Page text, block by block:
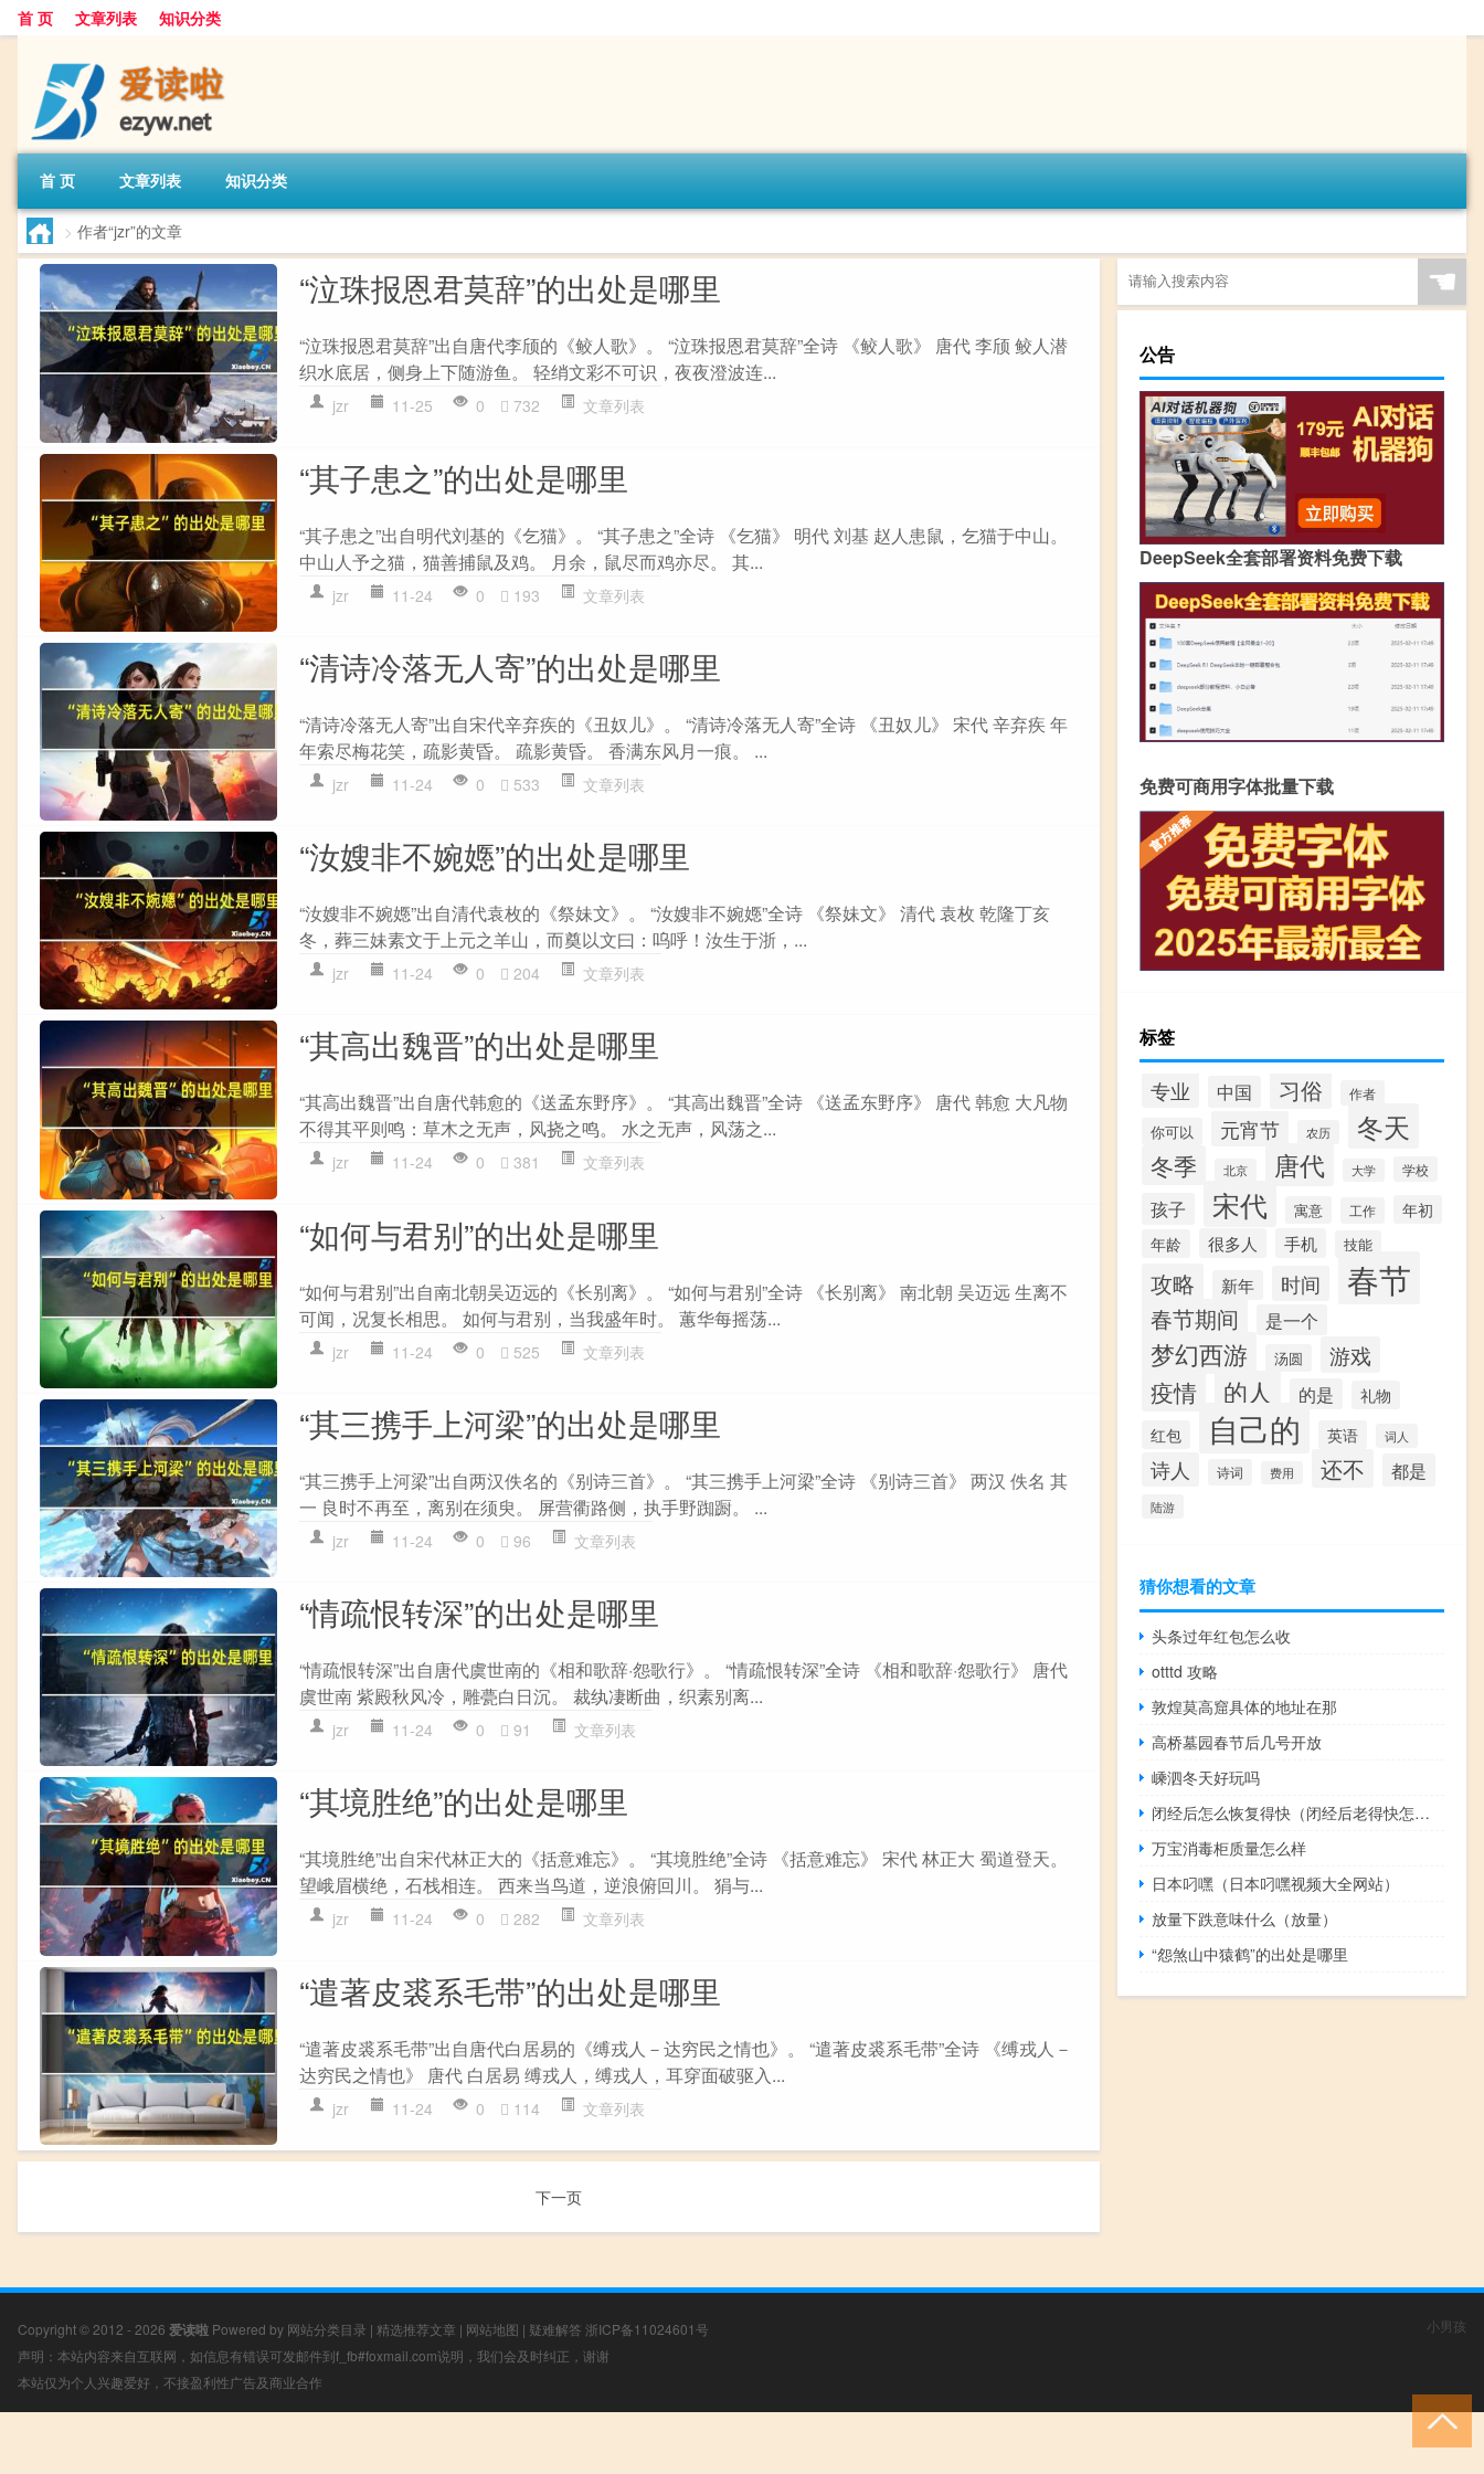
首 页 文章列表 知识分类
首 页 文章列表 知识分类
> 作者“jzr”的文章
“泣珠报恩君莫辞”的出处是哪里
“泣珠报恩君莫辞”出自唐代李颀的《鲛人歌》。 “泣珠报恩君莫辞”全诗 《鲛人歌》 唐代 李颀 鲛人潜
织水底居，侧身上下随游鱼。 轻绡文彩不可识，夜夜澄波连...
jzr 11-25 0 732 文章列表
“其子患之”的出处是哪里
“其子患之”出自明代刘基的《乞猫》。 “其子患之”全诗 《乞猫》 明代 刘基 赵人患鼠，乞猫于中山。
中山人予之猫，猫善捕鼠及鸡。 月余，鼠尽而鸡亦尽。 其...
jzr 11-24 0 193 文章列表
“清诗冷落无人寄”的出处是哪里
“清诗冷落无人寄”出自宋代辛弃疾的《丑奴儿》。 “清诗冷落无人寄”全诗 《丑奴儿》 宋代 辛弃疾 年
年索尽梅花笑，疏影黄昏。 疏影黄昏。 香满东风月一痕。 ...
jzr 11-24 0 533 文章列表
“汝嫂非不婉嫕”的出处是哪里
“汝嫂非不婉嫕”出自清代袁枚的《祭妹文》。 “汝嫂非不婉嫕”全诗 《祭妹文》 清代 袁枚 乾隆丁亥
冬，葬三妹素文于上元之羊山，而奠以文曰：呜呼！汝生于浙，...
jzr 11-24 0 204 文章列表
“其高出魏晋”的出处是哪里
“其高出魏晋”出自唐代韩愈的《送孟东野序》。 “其高出魏晋”全诗 《送孟东野序》 唐代 韩愈 大凡物
不得其平则鸣：草木之无声，风挠之鸣。 水之无声，风荡之...
jzr 11-24 0 381 文章列表
“如何与君别”的出处是哪里
“如何与君别”出自南北朝吴迈远的《长别离》。 “如何与君别”全诗 《长别离》 南北朝 吴迈远 生离不
可闻，况复长相思。 如何与君别，当我盛年时。 蕙华每摇荡...
jzr 11-24 0 525 文章列表
“其三携手上河梁”的出处是哪里
“其三携手上河梁”出自两汉佚名的《别诗三首》。 “其三携手上河梁”全诗 《别诗三首》 两汉 佚名 其
一 良时不再至，离别在须臾。 屏营衢路侧，执手野踟蹰。 ...
jzr 11-24 0 96 文章列表
“情疏恨转深”的出处是哪里
“情疏恨转深”出自唐代虞世南的《相和歌辞·怨歌行》。 “情疏恨转深”全诗 《相和歌辞·怨歌行》 唐代
虞世南 紫殿秋风冷，雕甍白日沉。 裁纨凄断曲，织素别离...
jzr 11-24 0 91 文章列表
“其境胜绝”的出处是哪里
“其境胜绝”出自宋代林正大的《括意难忘》。 “其境胜绝”全诗 《括意难忘》 宋代 林正大 蜀道登天。
望峨眉横绝，石栈相连。 西来当鸟道，逆浪俯回川。 狷与...
jzr 11-24 0 282 文章列表
“遣著皮裘系毛带”的出处是哪里
“遣著皮裘系毛带”出自唐代白居易的《缚戎人－达穷民之情也》。 “遣著皮裘系毛带”全诗 《缚戎人－
达穷民之情也》 唐代 白居易 缚戎人，缚戎人，耳穿面破驱入...
jzr 11-24 0 114 文章列表
下一页
☚
公告
DeepSeek全套部署资料免费下载
免费可商用字体批量下载
标签
专业 中国 习俗 作者
你可以 元宵节 农历 冬天
冬季 北京 唐代 大学 学校
孩子 宋代 寓意 工作
年初
年龄
很多人 手机 技能
攻略 新年 时间 春节
春节期间 是一个
梦幻西游 汤圆 游戏
疫情 的人 的是
礼物
红包
自己的 英语 词人
诗人 诗词 费用 还不 都是
陆游
猜你想看的文章
头条过年红包怎么收
otttd 攻略
敦煌莫高窟具体的地址在那
高桥墓园春节后几号开放
嵊泗冬天好玩吗
闭经后怎么恢复得快（闭经后老得快怎么办）
万宝消毒柜质量怎么样
日本叼嘿（日本叼嘿视频大全网站）
放量下跌意味什么（放量）
“怨煞山中猿鹤”的出处是哪里
Copyright © 2012 - 2026 爱读啦 Powered by 网站分类目录 | 精选推荐文章 | 网站地图 | 疑难解答 浙ICP备11024601号
声明：本站内容来自互联网，如信息有错误可发邮件到f_fb#foxmail.com说明，我们会及时纠正，谢谢
本站仅为个人兴趣爱好，不接盈利性广告及商业合作
小男孩